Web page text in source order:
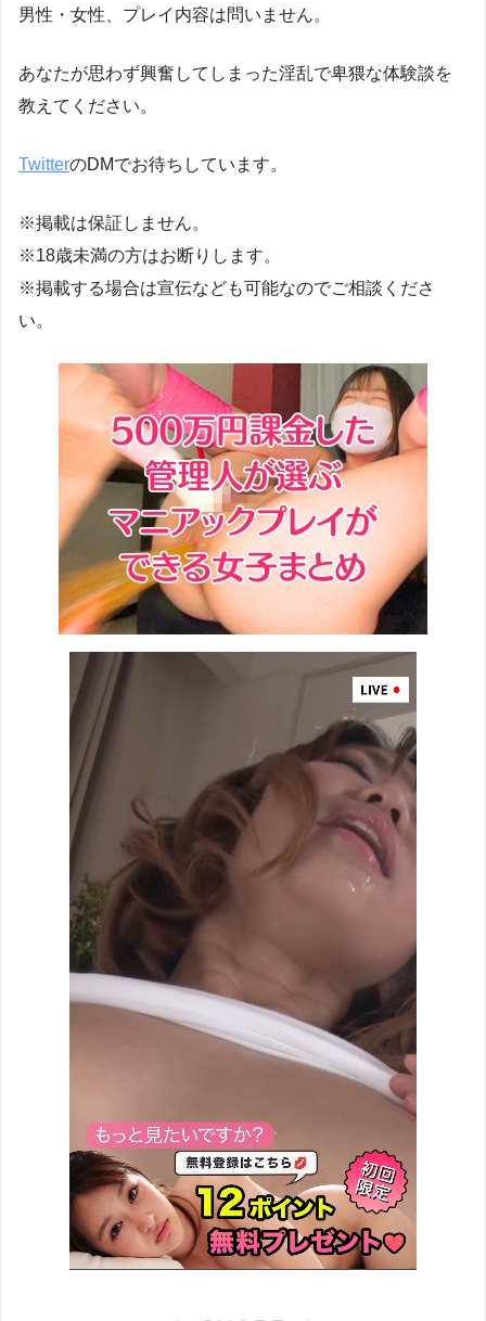
男性・女性、プレイ内容は問いません。
あなたが思わず興奮してしまった淫乱で卑猥な体験談を
教えてください。
TwitterのDMでお待ちしています。
※掲載は保証しません。
※18歳未満の方はお断りします。
※掲載する場合は宣伝なども可能なのでご相談くださ
い。